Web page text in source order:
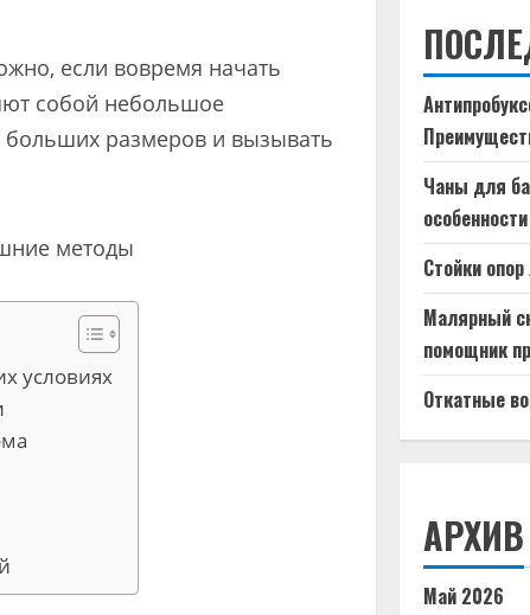
если вовремя начать
собой небольшое
больших размеров и вызывать
условиях
Чаны для
Стойки
Малярный
помощник
Откатные
АРХИВ
Май 2026